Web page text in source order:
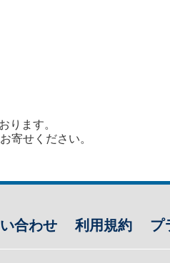
ます。
寄せください。
合わせ 利用規約 プ